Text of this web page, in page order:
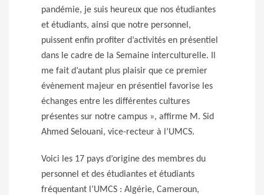
pandémie, je suis heureux que nos étudiantes
et étudiants, ainsi que notre personnel,
puissent enfin profiter d’activités en présentiel
dans le cadre de la Semaine interculturelle. Il
me fait d’autant plus plaisir que ce premier
évènement majeur en présentiel favorise les
échanges entre les différentes cultures
présentes sur notre campus », affirme M. Sid
Ahmed Selouani, vice-recteur à l’UMCS.
Voici les 17 pays d’origine des membres du
personnel et des étudiantes et étudiants
fréquentant l’UMCS : Algérie, Cameroun,